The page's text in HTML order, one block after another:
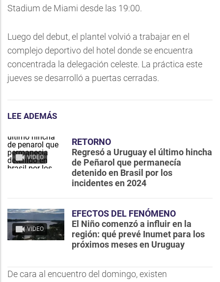
Stadium de Miami desde las 19:00.
Luego del debut, el plantel volvió a trabajar en el
complejo deportivo del hotel donde se encuentra
concentrada la delegación celeste. La práctica este
jueves se desarrolló a puertas cerradas.
LEE ADEMÁS
VIDEO
RETORNO
Regresó a Uruguay el último hincha
de Peñarol que permanecía
detenido en Brasil por los
incidentes en 2024
VIDEO
EFECTOS DEL FENÓMENO
El Niño comenzó a influir en la
región: qué prevé Inumet para los
próximos meses en Uruguay
De cara al encuentro del domingo, existen